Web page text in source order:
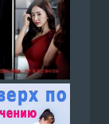
Южнокорейский
распускаются по
озвучкой онлайн